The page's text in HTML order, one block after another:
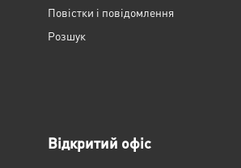
Повістки і повідомлення
Розшук
Відкритий офіс